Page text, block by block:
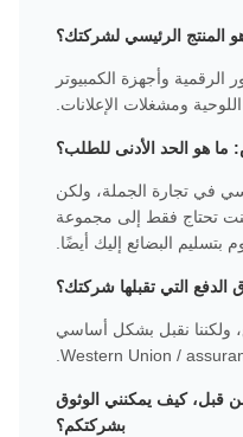
وأجهزة الكمبيوتر
اللوحية ومشغلات الإعلانات.
في تجارة الجملة، ولكن
تحتاج فقط إلى مجموعة
بتسليم البضائع إليك أيضًا.
نقبل بشكل أساسي
قبل، كيف يمكنني الوثوق
بشركتكم؟